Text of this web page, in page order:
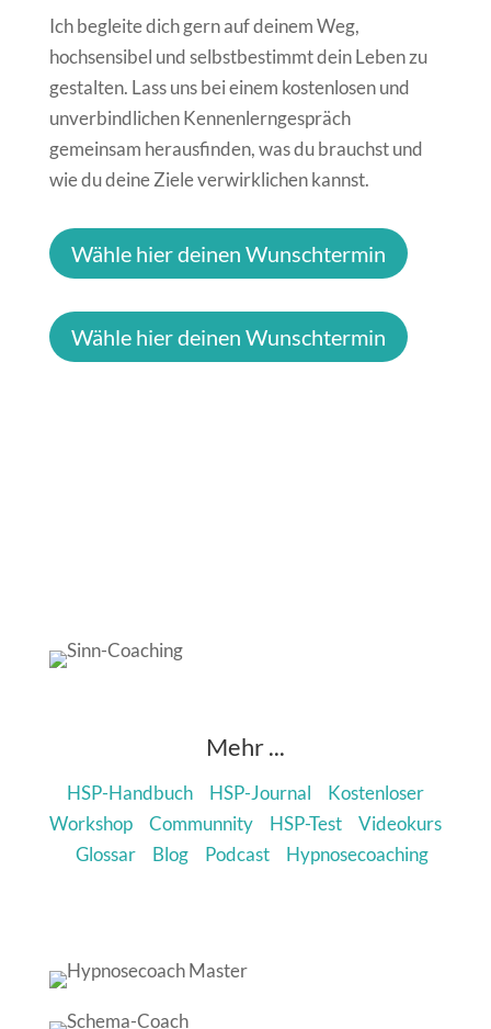
Ich begleite dich gern auf deinem Weg,
hochsensibel und selbstbestimmt dein Leben zu
gestalten. Lass uns bei einem kostenlosen und
unverbindlichen Kennenlerngespräch
gemeinsam herausfinden, was du brauchst und
wie du deine Ziele verwirklichen kannst.
Wähle hier deinen Wunschtermin
Wähle hier deinen Wunschtermin
Mehr ...
HSP-Handbuch HSP-Journal
Kostenloser
Workshop
Communnity HSP-Test
Videokurs
Glossar
Blog Podcast Hypnosecoaching